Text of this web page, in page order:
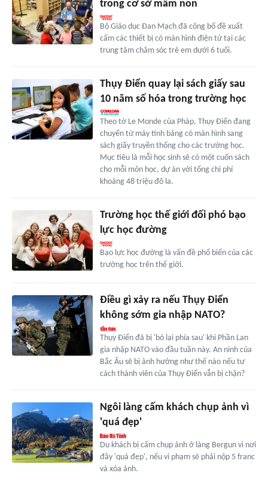
trong cơ sở mầm non
Bộ Giáo dục Đan Mạch đã công bố đề xuất
cấm các thiết bị có màn hình điện tử tại các
trung tâm chăm sóc trẻ em dưới 6 tuổi.
Thụy Điển quay lại sách giấy sau
10 năm số hóa trong trường học
Theo tờ Le Monde của Pháp, Thụy Điển đang
chuyển từ máy tính bảng có màn hình sang
sách giấy truyền thống cho các trường học.
Mục tiêu là mỗi học sinh sẽ có một cuốn sách
cho mỗi môn học, dự án với tổng chi phí
khoảng 48 triệu đô la.
Trường học thế giới đối phó bạo
lực học đường
Bạo lực học đường là vấn đề phổ biến của các
trường học trên thế giới.
Điều gì xảy ra nếu Thụy Điển
không sớm gia nhập NATO?
Thụy Điển đã bị 'bỏ lại phía sau' khi Phần Lan
gia nhập NATO vào đầu tuần này. An ninh của
Bắc Âu sẽ bị ảnh hưởng như thế nào nếu tư
cách thành viên của Thụy Điển vẫn bị chặn?
Ngôi làng cấm khách chụp ảnh vì
'quá đẹp'
Du khách bị cấm chụp ảnh ở làng Bergun vì nơi
đây 'quá đẹp', nếu vi phạm sẽ phải nộp 5 franc
và xóa ảnh.